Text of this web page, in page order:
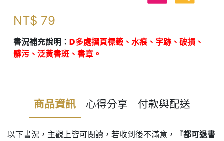
NT$ 79
書況補充說明： D多處摺頁標籤、水痕、字跡、破損、
髒污、泛黃書斑、書章。
商品資訊 心得分享 付款與配送
以下書況，主觀上皆可閱讀，若收到後不滿意，『都可退書